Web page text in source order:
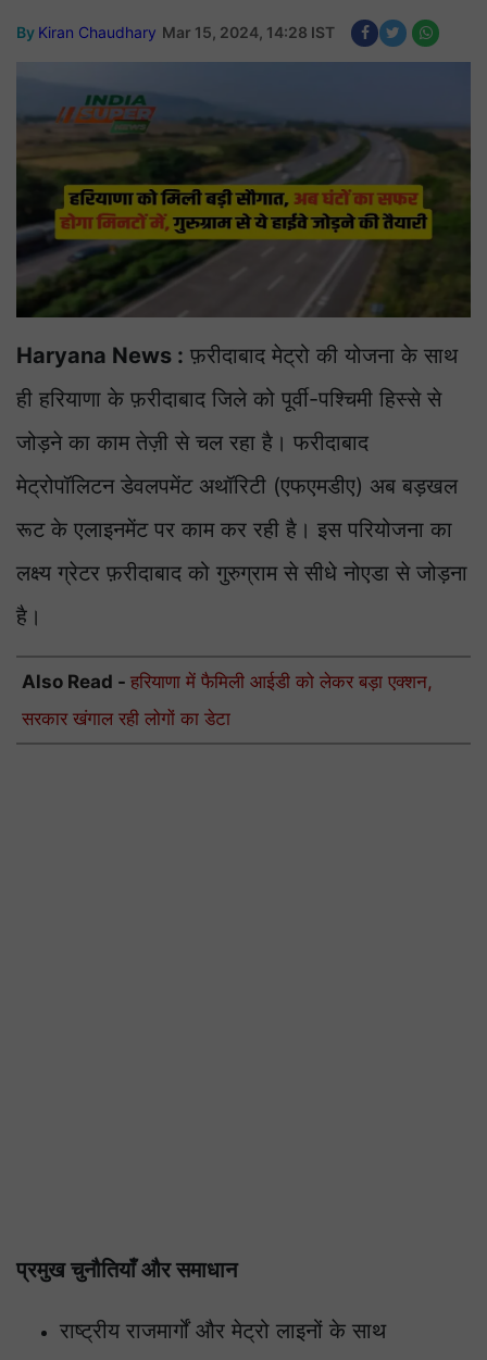
By Kiran Chaudhary Mar 15, 2024, 14:28 IST
Haryana News : फ़रीदाबाद मेट्रो की योजना के साथ
ही हरियाणा के फ़रीदाबाद जिले को पूर्वी-पश्चिमी हिस्से से
जोड़ने का काम तेज़ी से चल रहा है। फरीदाबाद
मेट्रोपॉलिटन डेवलपमेंट अथॉरिटी (एफएमडीए) अब बड़खल
रूट के एलाइनमेंट पर काम कर रही है। इस परियोजना का
लक्ष्य ग्रेटर फ़रीदाबाद को गुरुग्राम से सीधे नोएडा से जोड़ना
है।
Also Read - हरियाणा में फैमिली आईडी को लेकर बड़ा एक्शन,
सरकार खंगाल रही लोगों का डेटा
प्रमुख चुनौतियाँ और समाधान
राष्ट्रीय राजमार्गों और मेट्रो लाइनों के साथ